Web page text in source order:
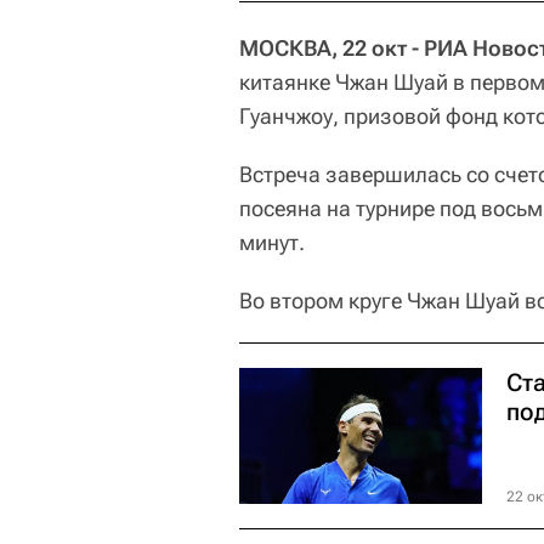
МОСКВА, 22 окт - РИА
китаянке Чжан Шуай в первом
Гуанчжоу, призовой фонд
Встреча завершилась со
посеяна на турнире под
минут.
Во втором круге Чжан Шуай
22